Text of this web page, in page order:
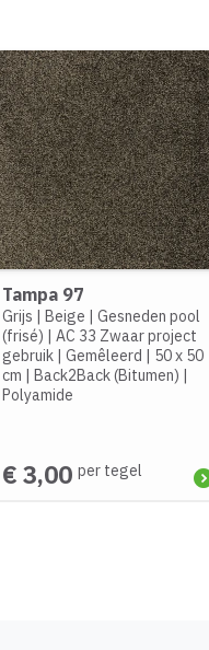
Tampa 97
Grijs |Beige |Gesneden pool
(frisé) |AC 33 Zwaar project
gebruik |Gemêleerd | 50 x 50
cm |Back2Back (Bitumen) |
Polyamide
€ 3,00 per tegel